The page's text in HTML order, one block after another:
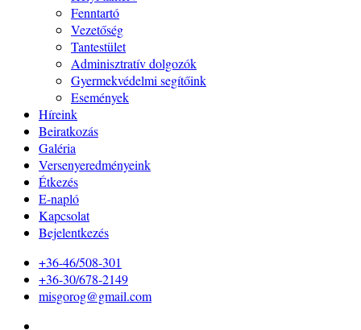
Fenntartó
Vezetőség
Tantestület
Adminisztratív dolgozók
Gyermekvédelmi segítőink
Események
Híreink
Beiratkozás
Galéria
Versenyeredményeink
Étkezés
E-napló
Kapcsolat
Bejelentkezés
+36-46/508-301
+36-30/678-2149
misgorog@gmail.com